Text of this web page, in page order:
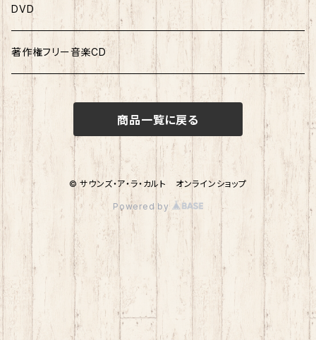
ソロピース
連弾曲集
連弾ピース
DVD
著作権フリー音楽CD
商品一覧に戻る
© サウンズ・ア・ラ・カルト オンラインショップ
Powered by